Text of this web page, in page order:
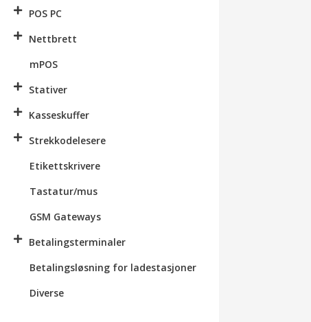
POS PC
Nettbrett
mPOS
Stativer
Kasseskuffer
Strekkodelesere
Etikettskrivere
Tastatur/mus
GSM Gateways
Betalingsterminaler
Betalingsløsning for ladestasjoner
Diverse